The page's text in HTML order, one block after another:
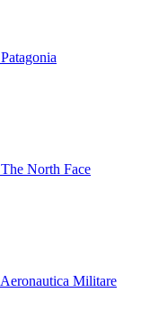
Patagonia
The North Face
Aeronautica Militare